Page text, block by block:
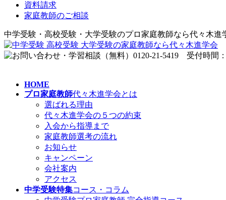
資料請求
家庭教師のご相談
中学受験・高校受験・大学受験のプロ家庭教師なら代々木進
HOME
プロ家庭教師代々木進学会とは
選ばれる理由
代々木進学会の５つの約束
入会から指導まで
家庭教師選考の流れ
お知らせ
キャンペーン
会社案内
アクセス
中学受験特集コース・コラム